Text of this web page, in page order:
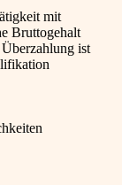
mit
Bruttogehalt
ist